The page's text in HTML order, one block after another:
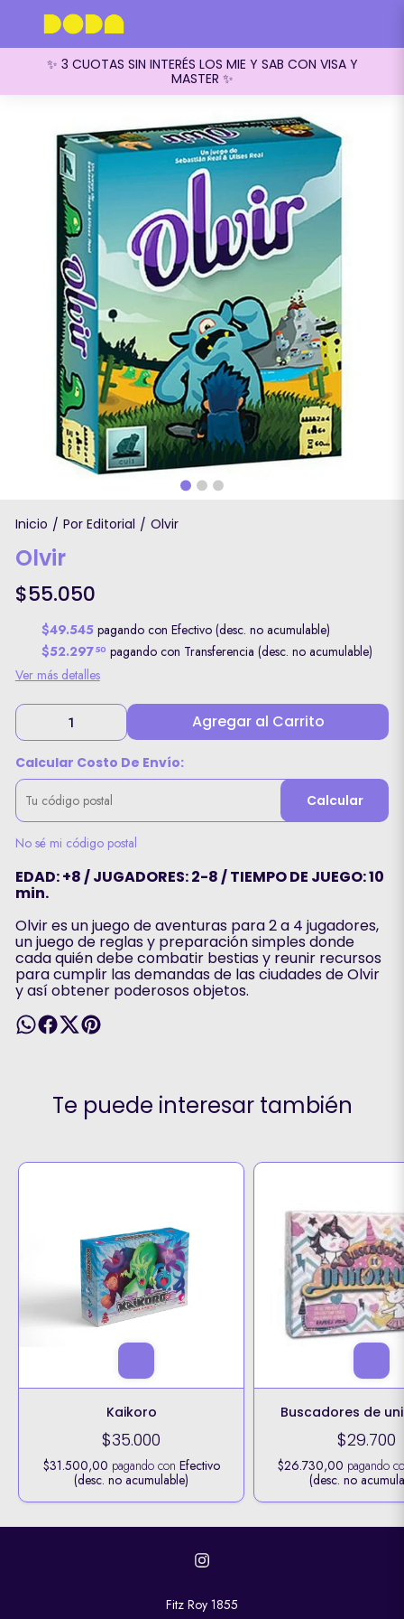
✨ 3 CUOTAS SIN INTERÉS LOS MIE Y SAB CON VISA Y
MASTER ✨
Inicio / Por Editorial / Olvir
Olvir
$55.050
$49.545 pagando con Efectivo (desc. no acumulable)
$52.29750 pagando con Transferencia (desc. no acumulable)
Ver más detalles
Agregar al Carrito
Calcular Costo De Envío:
Calcular
No sé mi código postal
EDAD: +8 / JUGADORES: 2-8 / TIEMPO DE JUEGO: 10
min.
Olvir es un juego de aventuras para 2 a 4 jugadores,
un juego de reglas y preparación simples donde
cada quién debe combatir bestias y reunir recursos
para cumplir las demandas de las ciudades de Olvir
y así obtener poderosos objetos.
Te puede interesar también
Kaikoro
$35.000
$31.500,00 pagando con Efectivo
(desc. no acumulable)
Buscadores de
$29.700
$26.730,00 pagando
(desc. no
Fitz Roy 1855